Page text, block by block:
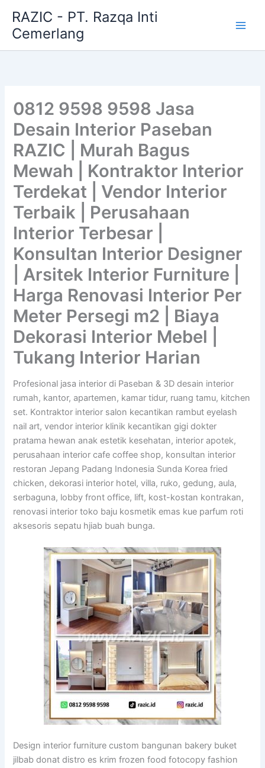
content
RAZIC - PT. Razqa Inti
Cemerlang
0812 9598 9598 Jasa
Desain Interior Paseban
RAZIC | Murah Bagus
Mewah | Kontraktor Interior
Terdekat | Vendor Interior
Terbaik | Perusahaan
Interior Terbesar |
Konsultan Interior Designer
| Arsitek Interior Furniture |
Harga Renovasi Interior Per
Meter Persegi m2 | Biaya
Dekorasi Interior Mebel |
Tukang Interior Harian
Profesional jasa interior di Paseban & 3D desain interior
rumah, kantor, apartemen, kamar tidur, ruang tamu, kitchen
set. Kontraktor interior salon kecantikan rambut eyelash
nail art, vendor interior klinik kecantikan gigi dokter
pratama hewan anak estetik kesehatan, interior apotek,
perusahaan interior cafe coffee shop, konsultan interior
restoran Jepang Padang Indonesia Sunda Korea fried
chicken, dekorasi interior hotel, villa, ruko, gedung, aula,
serbaguna, lobby front office, lift, kost-kostan kontrakan,
renovasi interior toko baju kosmetik emas kue parfum roti
aksesoris sepatu hjiab buah bunga.
Design interior furniture custom bangunan bakery buket
jilbab donat distro es krim frozen food fotocopy fashion